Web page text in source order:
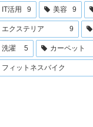
IT活用 9 美容 9
エクステリア 9
洗濯 5 カーペット
フィットネスバイク